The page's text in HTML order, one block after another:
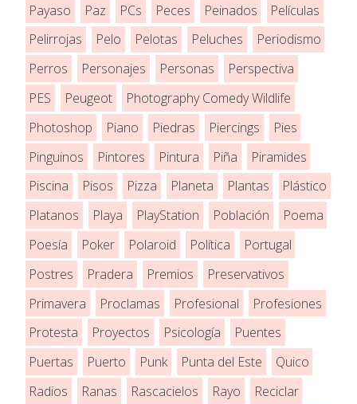
Payaso
Paz PCs Peces Peinados
Películas
Pelirrojas
Pelo Pelotas Peluches
Periodismo
Perros
Personajes Personas
Perspectiva
PES
Peugeot
Photography Comedy Wildlife
Photoshop
Piano Piedras Piercings
Pies
Pinguinos
Pintores Pintura Piña
Piramides
Piscina
Pisos Pizza Planeta Plantas
Plástico
Platanos
Playa PlayStation Población
Poema
Poesía
Poker Polaroid Política
Portugal
Postres
Pradera Premios
Preservativos
Primavera
Proclamas Profesional
Profesiones
Protesta
Proyectos Psicología
Puentes
Puertas
Puerto Punk Punta del Este
Quico
Radios
Ranas Rascacielos Rayo
Reciclar